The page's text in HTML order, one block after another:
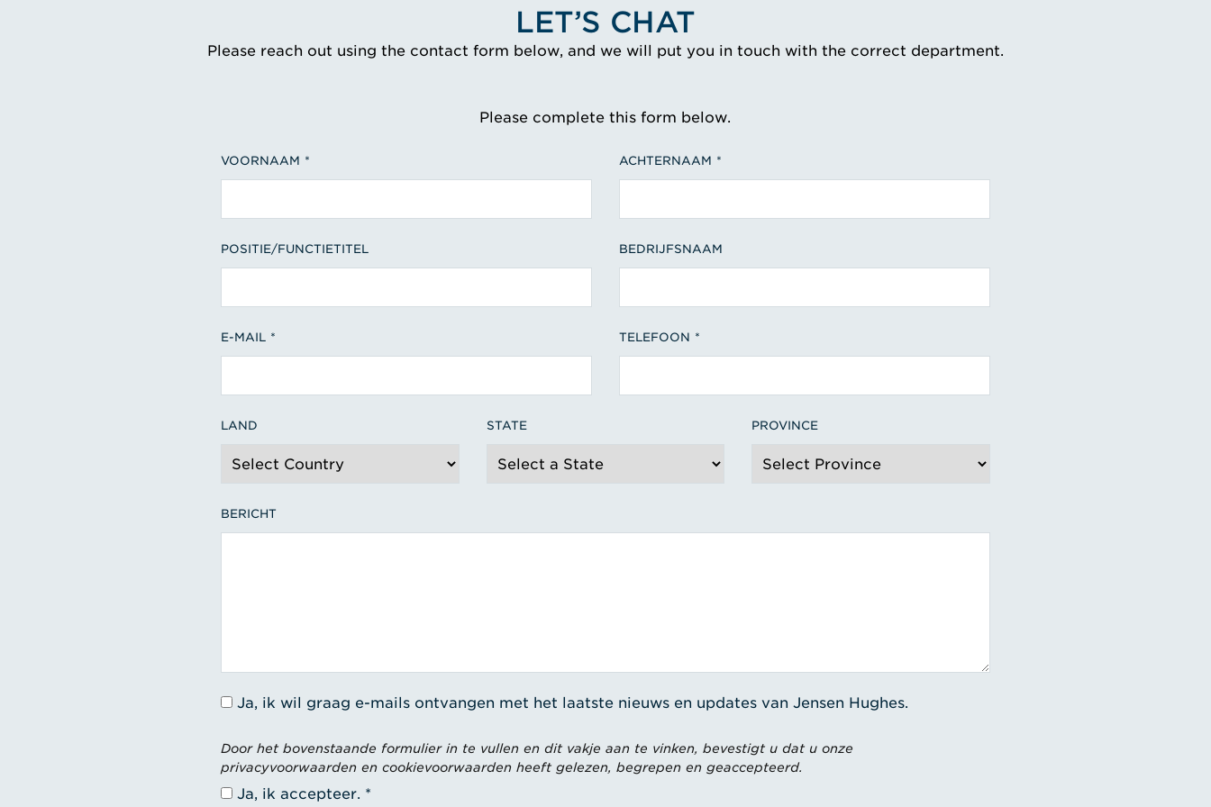
LET’S CHAT
Please reach out using the contact form below, and we will put you in touch with the correct department.
Please complete this form below.
VOORNAAM ACHTERNAAM
POSITIE/FUNCTIETITEL BEDRIJFSNAAM
E-MAIL TELEFOON
LAND STATE PROVINCE
BERICHT
Ja, ik wil graag e-mails ontvangen met het laatste nieuws en updates van Jensen Hughes.
Door het bovenstaande formulier in te vullen en dit vakje aan te vinken, bevestigt u dat u onze
privacyvoorwaarden en cookievoorwaarden heeft gelezen, begrepen en geaccepteerd.
Ja, ik accepteer.